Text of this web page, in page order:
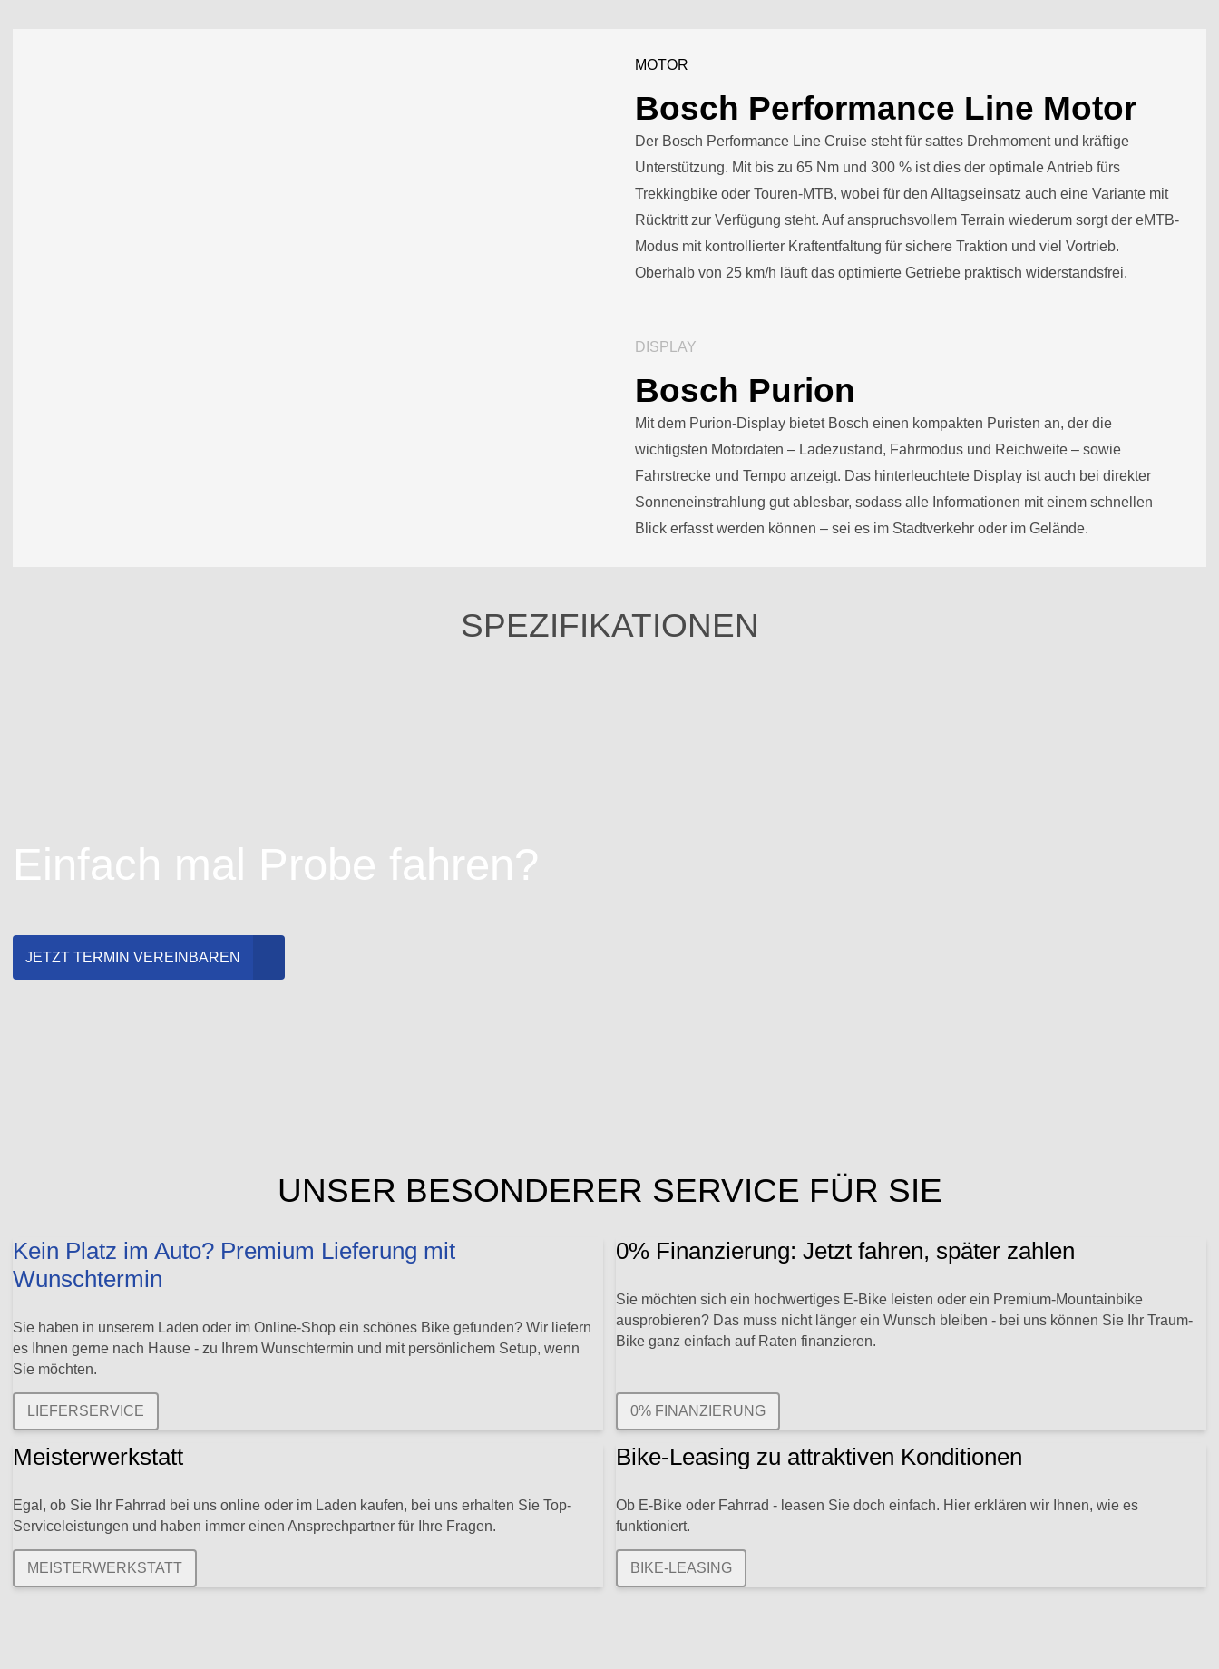
MOTOR
Bosch Performance Line Motor
Der Bosch Performance Line Cruise steht für sattes Drehmoment und kräftige
Unterstützung. Mit bis zu 65 Nm und 300 % ist dies der optimale Antrieb fürs
Trekkingbike oder Touren-MTB, wobei für den Alltagseinsatz auch eine Variante mit
Rücktritt zur Verfügung steht. Auf anspruchsvollem Terrain wiederum sorgt der eMTB-
Modus mit kontrollierter Kraftentfaltung für sichere Traktion und viel Vortrieb.
Oberhalb von 25 km/h läuft das optimierte Getriebe praktisch widerstandsfrei.
DISPLAY
Bosch Purion
Mit dem Purion-Display bietet Bosch einen kompakten Puristen an, der die
wichtigsten Motordaten – Ladezustand, Fahrmodus und Reichweite – sowie
Fahrstrecke und Tempo anzeigt. Das hinterleuchtete Display ist auch bei direkter
Sonneneinstrahlung gut ablesbar, sodass alle Informationen mit einem schnellen
Blick erfasst werden können – sei es im Stadtverkehr oder im Gelände.
SPEZIFIKATIONEN
Einfach mal Probe fahren?
JETZT TERMIN VEREINBAREN
UNSER BESONDERER SERVICE FÜR SIE
Kein Platz im Auto? Premium Lieferung mit
Wunschtermin
Sie haben in unserem Laden oder im Online-Shop ein schönes Bike gefunden? Wir liefern
es Ihnen gerne nach Hause - zu Ihrem Wunschtermin und mit persönlichem Setup, wenn
Sie möchten.
LIEFERSERVICE
0% Finanzierung: Jetzt fahren, später zahlen
Sie möchten sich ein hochwertiges E-Bike leisten oder ein Premium-Mountainbike
ausprobieren? Das muss nicht länger ein Wunsch bleiben - bei uns können Sie Ihr Traum-
Bike ganz einfach auf Raten finanzieren.
0% FINANZIERUNG
Meisterwerkstatt
Egal, ob Sie Ihr Fahrrad bei uns online oder im Laden kaufen, bei uns erhalten Sie Top-
Serviceleistungen und haben immer einen Ansprechpartner für Ihre Fragen.
MEISTERWERKSTATT
Bike-Leasing zu attraktiven Konditionen
Ob E-Bike oder Fahrrad - leasen Sie doch einfach. Hier erklären wir Ihnen, wie es
funktioniert.
BIKE-LEASING